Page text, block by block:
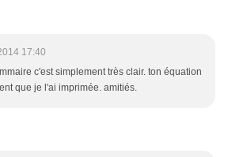
17:40
c'est simplement très clair. ton équation
que je l'ai imprimée. amitiés.